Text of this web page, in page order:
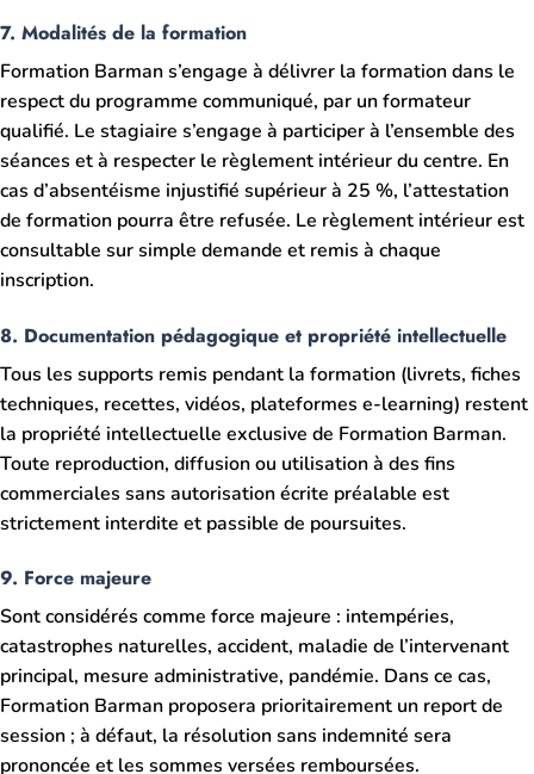
7. Modalités de la formation
Formation Barman s’engage à délivrer la formation dans le
respect du programme communiqué, par un formateur
qualifié. Le stagiaire s’engage à participer à l’ensemble des
séances et à respecter le règlement intérieur du centre. En
cas d’absentéisme injustifié supérieur à 25 %, l’attestation
de formation pourra être refusée. Le règlement intérieur est
consultable sur simple demande et remis à chaque
inscription.
8. Documentation pédagogique et propriété intellectuelle
Tous les supports remis pendant la formation (livrets, fiches
techniques, recettes, vidéos, plateformes e-learning) restent
la propriété intellectuelle exclusive de Formation Barman.
Toute reproduction, diffusion ou utilisation à des fins
commerciales sans autorisation écrite préalable est
strictement interdite et passible de poursuites.
9. Force majeure
Sont considérés comme force majeure : intempéries,
catastrophes naturelles, accident, maladie de l’intervenant
principal, mesure administrative, pandémie. Dans ce cas,
Formation Barman proposera prioritairement un report de
session ; à défaut, la résolution sans indemnité sera
prononcée et les sommes versées remboursées.